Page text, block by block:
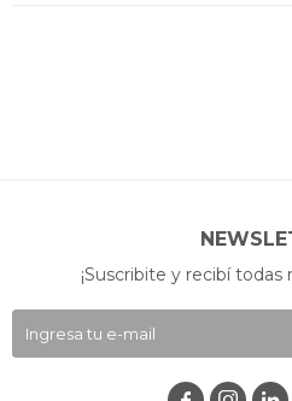
¡Suscribite y recibí todas